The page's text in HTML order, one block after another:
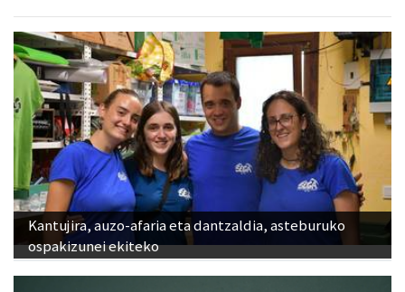
Kantujira, auzo-afaria eta dantzaldia, asteburuko
ospakizunei ekiteko